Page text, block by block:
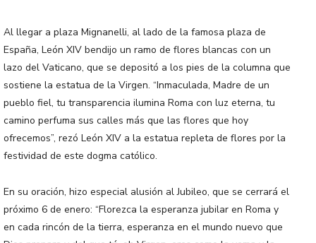
Al llegar a plaza Mignanelli, al lado de la famosa plaza de
España, León XIV bendijo un ramo de flores blancas con un
lazo del Vaticano, que se depositó a los pies de la columna que
sostiene la estatua de la Virgen. “Inmaculada, Madre de un
pueblo fiel, tu transparencia ilumina Roma con luz eterna, tu
camino perfuma sus calles más que las flores que hoy
ofrecemos”, rezó León XIV a la estatua repleta de flores por la
festividad de este dogma católico.
En su oración, hizo especial alusión al Jubileo, que se cerrará el
próximo 6 de enero: “Florezca la esperanza jubilar en Roma y
en cada rincón de la tierra, esperanza en el mundo nuevo que